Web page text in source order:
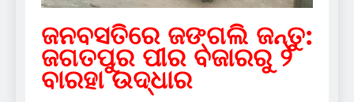
ଜନବସତିରେ ଜଙ୍ଗଲି ଜନ୍ତୁ:
ଜଗତପୁର ପୀର ବଜାରରୁ ୨
ବାରହା ଉଦ୍ଧାର